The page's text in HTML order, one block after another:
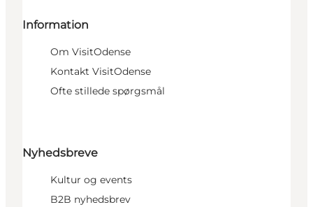
Information
Om VisitOdense
Kontakt VisitOdense
Ofte stillede spørgsmål
Nyhedsbreve
Kultur og events
B2B nyhedsbrev